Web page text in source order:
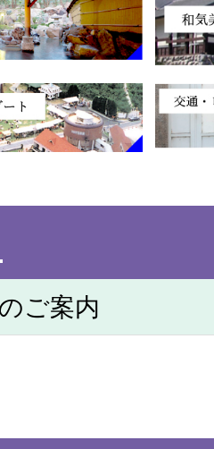
ご案内